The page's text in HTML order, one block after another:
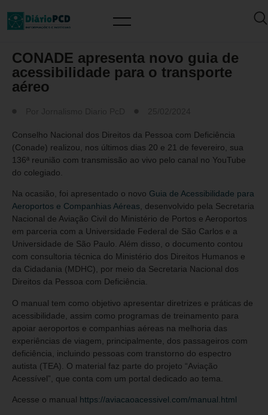
CONADE apresenta novo guia de
acessibilidade para o transporte
aéreo
Conselho Nacional dos Direitos da Pessoa com Deficiência
(Conade) realizou, nos últimos dias 20 e 21 de fevereiro, sua
136ª reunião com transmissão ao vivo pelo canal no YouTube
do colegiado.
Na ocasião, foi apresentado o novo Guia de Acessibilidade para
Aeroportos e Companhias Aéreas, desenvolvido pela Secretaria
Nacional de Aviação Civil do Ministério de Portos e Aeroportos
em parceria com a Universidade Federal de São Carlos e a
Universidade de São Paulo. Além disso, o documento contou
com consultoria técnica do Ministério dos Direitos Humanos e
da Cidadania (MDHC), por meio da Secretaria Nacional dos
Direitos da Pessoa com Deficiência.
O manual tem como objetivo apresentar diretrizes e práticas de
acessibilidade, assim como programas de treinamento para
apoiar aeroportos e companhias aéreas na melhoria das
experiências de viagem, principalmente, dos passageiros com
deficiência, incluindo pessoas com transtorno do espectro
autista (TEA). O material faz parte do projeto “Aviação
Acessível”, que conta com um portal dedicado ao tema.
Acesse o manual https://aviacaoacessivel.com/manual.html